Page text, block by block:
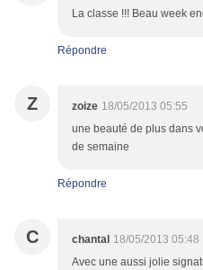
La classe !!! Beau week
Répondre
Z zoize 18/05/2013 05:55
une beauté de plus dans
de semaine
Répondre
C chantal 18/05/2013 05:48
Avec une aussi jolie